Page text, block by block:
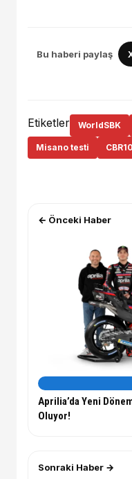
Bu haberi paylaş
Etiketler WorldSBK
Misano testi
← Önceki Haber
Aprilia’da Yeni
Oluyor!
Sonraki Haber →